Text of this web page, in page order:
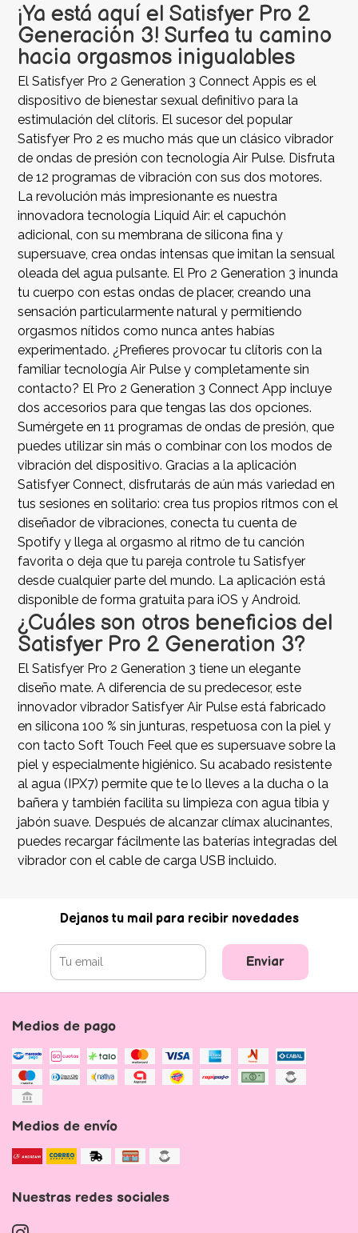
¡Ya está aquí el Satisfyer Pro 2
Generación 3! Surfea tu camino
hacia orgasmos inigualables
El Satisfyer Pro 2 Generation 3 Connect Appis es el
dispositivo de bienestar sexual definitivo para la
estimulación del clítoris. El sucesor del popular
Satisfyer Pro 2 es mucho más que un clásico vibrador
de ondas de presión con tecnología Air Pulse. Disfruta
de 12 programas de vibración con sus dos motores.
La revolución más impresionante es nuestra
innovadora tecnología Liquid Air: el capuchón
adicional, con su membrana de silicona fina y
supersuave, crea ondas intensas que imitan la sensual
oleada del agua pulsante. El Pro 2 Generation 3 inunda
tu cuerpo con estas ondas de placer, creando una
sensación particularmente natural y permitiendo
orgasmos nítidos como nunca antes habías
experimentado. ¿Prefieres provocar tu clítoris con la
familiar tecnología Air Pulse y completamente sin
contacto? El Pro 2 Generation 3 Connect App incluye
dos accesorios para que tengas las dos opciones.
Sumérgete en 11 programas de ondas de presión, que
puedes utilizar sin más o combinar con los modos de
vibración del dispositivo. Gracias a la aplicación
Satisfyer Connect, disfrutarás de aún más variedad en
tus sesiones en solitario: crea tus propios ritmos con el
diseñador de vibraciones, conecta tu cuenta de
Spotify y llega al orgasmo al ritmo de tu canción
favorita o deja que tu pareja controle tu Satisfyer
desde cualquier parte del mundo. La aplicación está
disponible de forma gratuita para iOS y Android.
¿Cuáles son otros beneficios del
Satisfyer Pro 2 Generation 3?
El Satisfyer Pro 2 Generation 3 tiene un elegante
diseño mate. A diferencia de su predecesor, este
innovador vibrador Satisfyer Air Pulse está fabricado
en silicona 100 % sin junturas, respetuosa con la piel y
con tacto Soft Touch Feel que es supersuave sobre la
piel y especialmente higiénico. Su acabado resistente
al agua (IPX7) permite que te lo lleves a la ducha o la
bañera y también facilita su limpieza con agua tibia y
jabón suave. Después de alcanzar clímax alucinantes,
puedes recargar fácilmente las baterías integradas del
vibrador con el cable de carga USB incluido.
Dejanos tu mail para recibir novedades
Enviar
Medios de pago
Medios de envío
Nuestras redes sociales